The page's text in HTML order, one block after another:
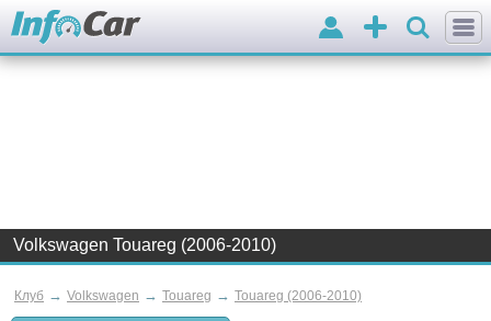
Додати
оголошення
Вхід
Volkswagen Touareg (2006-2010)
Клуб → Volkswagen → Touareg → Touareg (2006-2010)